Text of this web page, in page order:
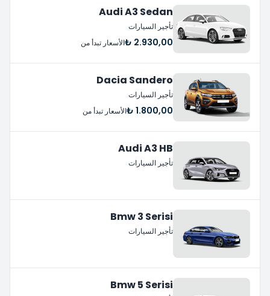
Audi A3 Sedan
تأجير السيارات
2.930,00 ₺ الأسعار تبدأ من
Dacia Sandero
تأجير السيارات
1.800,00 ₺ الأسعار تبدأ من
Audi A3 HB
تأجير السيارات
Bmw 3 Serisi
تأجير السيارات
Bmw 5 Serisi